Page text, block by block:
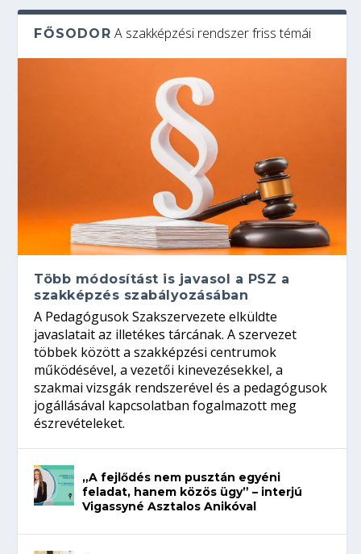
FŐSODOR A szakképzési rendszer friss témái
Több módosítást is javasol a PSZ a
szakképzés szabályozásában
A Pedagógusok Szakszervezete elküldte
javaslatait az illetékes tárcának. A szervezet
többek között a szakképzési centrumok
működésével, a vezetői kinevezésekkel, a
szakmai vizsgák rendszerével és a pedagógusok
jogállásával kapcsolatban fogalmazott meg
észrevételeket.
„A fejlődés nem pusztán egyéni
feladat, hanem közös ügy” – interjú
Vigassyné Asztalos Anikóval